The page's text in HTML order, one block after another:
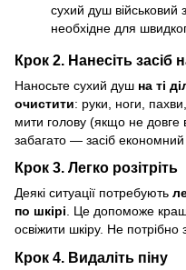
сухий душ військовий
необхідне для
Крок 2. Нанесіть засіб
Наносьте сухий душ на ті
очистити: руки, ноги,
мити голову (якщо не довге
забагато — засіб економний
Крок 3. Легко розітріть
Деякі ситуації потребують
по шкірі. Це допоможе
освіжити шкіру. Не потрібно
Крок 4. Видаліть піну